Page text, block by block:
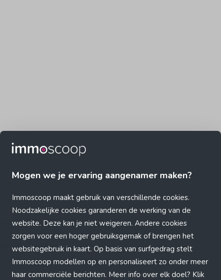
Mogen we je ervaring aangenamer maken?
Immoscoop maakt gebruik van verschillende cookies.
Noodzakelijke cookies garanderen de werking van de
website. Deze kan je niet weigeren. Andere cookies
zorgen voor een hoger gebruiksgemak of brengen het
websitegebruik in kaart. Op basis van surfgedrag stelt
Immoscoop modellen op en personaliseert zo onder meer
haar commerciële berichten. Meer info over elk doel? Klik
Application error: a client-side exception has occurred (see the
browser console for more information)